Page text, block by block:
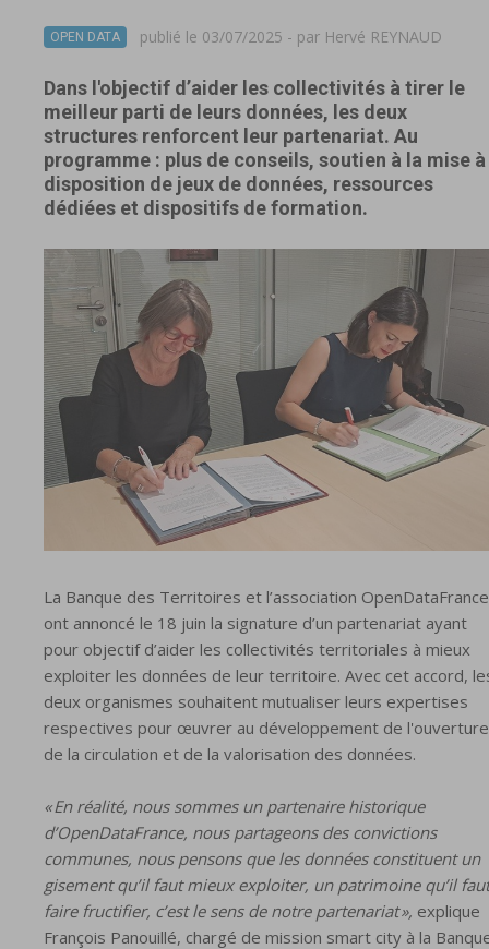
OPEN DATA publié le 03/07/2025 - par Hervé REYNAUD
Dans l'objectif d’aider les collectivités à tirer le
meilleur parti de leurs données, les deux
structures renforcent leur partenariat. Au
programme : plus de conseils, soutien à la mise à
disposition de jeux de données, ressources
dédiées et dispositifs de formation.
La Banque des Territoires et l’association OpenDataFrance
ont annoncé le 18 juin la signature d’un partenariat ayant
pour objectif d’aider les collectivités territoriales à mieux
exploiter les données de leur territoire. Avec cet accord,
deux organismes souhaitent mutualiser leurs expertises
respectives pour œuvrer au développement de
de la circulation et de la valorisation des données.
« En réalité, nous sommes un partenaire historique
d’OpenDataFrance, nous partageons des convictions
communes, nous pensons que les données constituent un
gisement qu’il faut mieux exploiter, un patrimoine qu’il faut
faire fructifier, c’est le sens de notre partenariat », explique
François Panouillé, chargé de mission smart city à la